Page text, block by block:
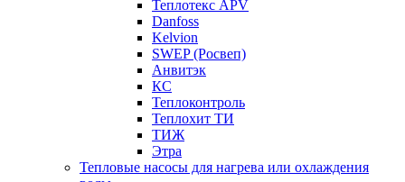
Теплотекс APV
Danfoss
Kelvion
SWEP (Росвеп)
Анвитэк
КС
Теплоконтроль
Теплохит ТИ
ТИЖ
Этра
Тепловые насосы для нагрева или охлаждения